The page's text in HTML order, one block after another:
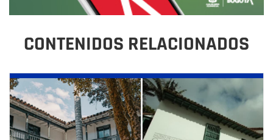
CONTENIDOS RELACIONADOS